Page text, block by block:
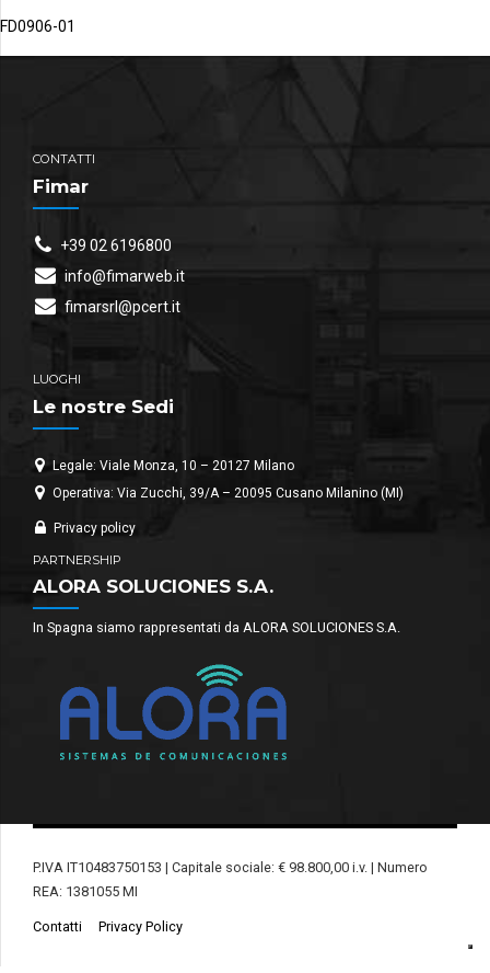
FD0906-01
CONTATTI
Fimar
+39 02 6196800
info@fimarweb.it
fimarsrl@pcert.it
LUOGHI
Le nostre Sedi
Legale: Viale Monza, 10 – 20127 Milano
Operativa: Via Zucchi, 39/A – 20095 Cusano Milanino (MI)
Privacy policy
PARTNERSHIP
ALORA SOLUCIONES S.A.
In Spagna siamo rappresentati da ALORA SOLUCIONES S.A.
P.IVA IT10483750153 | Capitale sociale: € 98.800,00 i.v. | Numero
REA: 1381055 MI
Contatti Privacy Policy